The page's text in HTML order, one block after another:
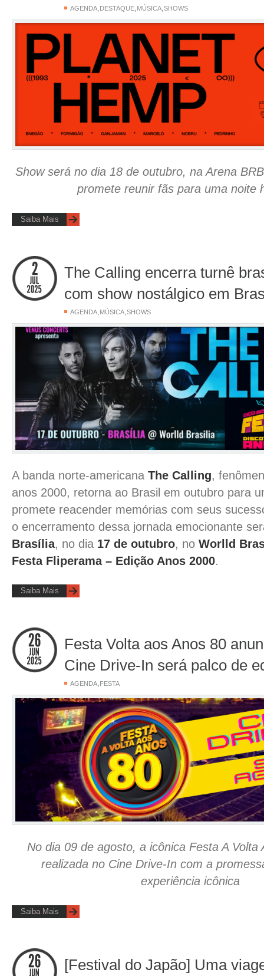
AGENDA,DESTAQUE,MÚSICA,SHOWS
Show será no dia 18 de outubro, na Arena
promete reunir fãs para uma noite
Saiba Mais
The Calling encerra turnê
com show nostálgico em
AGENDA MÚSICA SHOWS
A banda norte-americana The Calling,
anos 2000, retorna ao Brasil em outubro para
promete reacender memórias com seus
o encerramento dessa jornada emocionante
Brasília, no dia 17 de outubro, no Worlld
Festa Fliperama – Edição Anos 2000.
Saiba Mais
Festa Volta aos Anos 80
Cine Drive-In será palco de
AGENDA,FESTA
No dia 09 de agosto, a icônica Festa A Volta
realizada no Cine Drive-In com a
experiência icônica
Saiba Mais
[Festival do Japão] Uma